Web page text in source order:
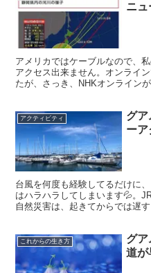
ニ
アメリカではケーブルなので、
アクセス出来ません。オンライ
たが、さっき、NHKオンライン
アクティビティ
グ
ー
台風を何度も経験してるだけに
はハラハラしてしまいます💦。
自然災害は、起きてからでは遅
これからの生き方
グ
道が